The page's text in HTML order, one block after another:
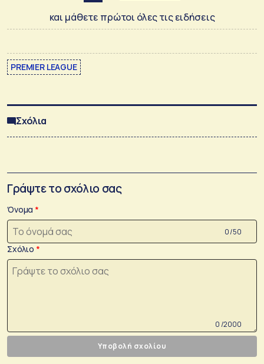
και μάθετε πρώτοι όλες τις ειδήσεις
PREMIER LEAGUE
Σχόλια
Γράψτε το σχόλιο σας
Όνομα
0 /50
Σχόλιο
0 /2000
Υποβολή σχολίου